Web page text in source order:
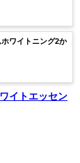
ホワイトニング2か
イトエッセン